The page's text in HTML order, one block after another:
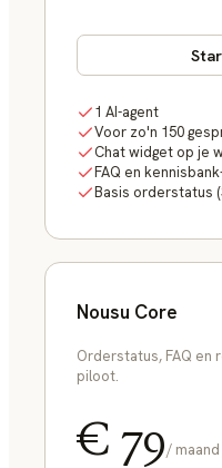
1 AI-agent
Voor zo'n 150
Chat widget op je
FAQ en
Basis orderstatus
Nousu Core
Orderstatus, FAQ en
piloot.
€ 79/ maand